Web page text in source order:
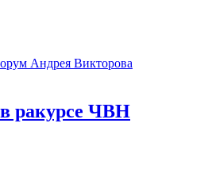
Андрея Викторова
ракурсе ЧВН